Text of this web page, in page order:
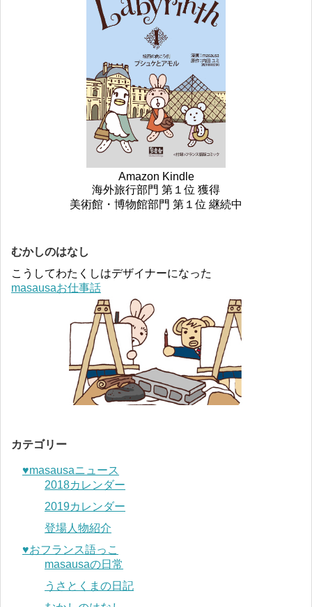
Amazon Kindle
海外旅行部門 第１位 獲得
美術館・博物館部門 第１位 継続中
むかしのはなし
こうしてわたくしはデザイナーになった
masausaお仕事話
カテゴリー
♥︎masausaニュース
2018カレンダー
2019カレンダー
登場人物紹介
♥︎おフランス語っこ
masausaの日常
うさとくまの日記